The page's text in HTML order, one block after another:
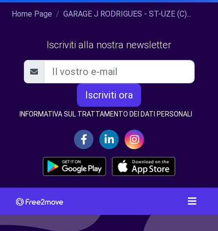
Home Page GARAGE J RODRIGUES - ST-UZE (C)...
Iscriviti alla nostra newsletter
Iscriviti ora
INFORMATIVA SUL TRATTAMENTO DEI DATI PERSONALI